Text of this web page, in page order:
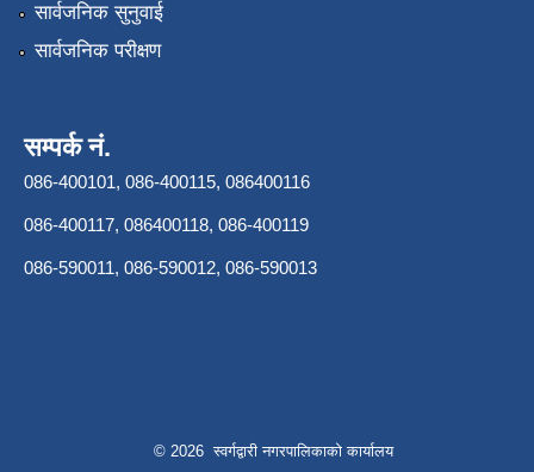
सार्वजनिक सुनुवाई
सार्वजनिक परीक्षण
सम्पर्क नं.
086-400101, 086-400115, 086400116
086-400117, 086400118, 086-400119
086-590011, 086-590012, 086-590013
© 2026 स्वर्गद्वारी नगरपालिकाको कार्यालय